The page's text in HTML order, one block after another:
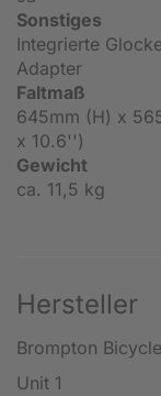
Sonstiges
Integrierte
Adapter
Faltmaß
645mm (H) x
x 10.6'')
Gewicht
ca. 11,5 kg
Hersteller
Brompton
Unit 1